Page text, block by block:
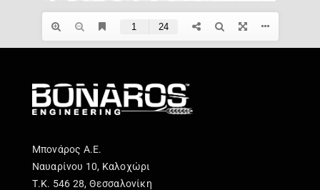
Μπονάρος Α.Ε.
Ναυαρίνου 10, Καλοχώρι
Τ.Κ. 546 28, Θεσσαλονίκη